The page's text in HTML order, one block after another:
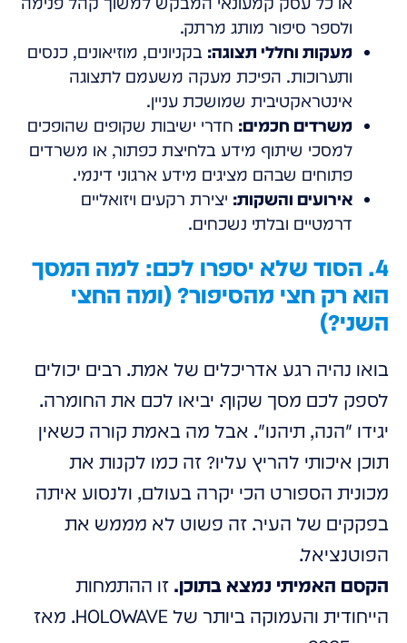
ולספר סיפור מותג מרתק.
מעקות וחללי תצוגה: בקניונים, מוזיאונים, כנסים
ותערוכות. הפיכת מעקה משעמם לתצוגה
אינטראקטיבית שמושכת עניין.
משרדים חכמים: חדרי ישיבות שקופים שהופכים
למסכי שיתוף מידע בלחיצת כפתור, או משרדים
פתוחים שבהם מציגים מידע ארגוני דינמי.
אירועים והשקות: יצירת רקעים ויזואליים
דרמטיים ובלתי נשכחים.
4. הסוד שלא יספרו לכם: למה המסך
הוא רק חצי מהסיפור? (ומה החצי
השני?)
בואו נהיה רגע אדריכלים של אמת. רבים יכולים
לספק לכם מסך שקוף. יביאו לכם את החומרה.
יגידו "הנה, תיהנו". אבל מה באמת קורה כשאין
תוכן איכותי להריץ עליו? זה כמו לקנות את
מכונית הספורט הכי יקרה בעולם, ולנסוע איתה
בפקקים של העיר. זה פשוט לא מממש את
הפוטנציאל.
הקסם האמיתי נמצא בתוכן. זו ההתמחות
הייחודית והעמוקה ביותר של HOLOWAVE. מאז